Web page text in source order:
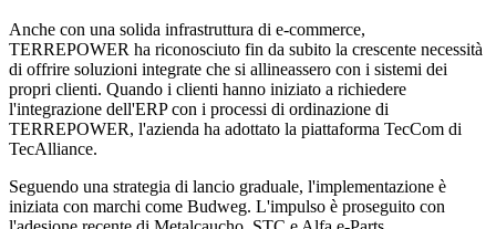
Anche con una solida infrastruttura di e-commerce,
TERREPOWER ha riconosciuto fin da subito la crescente necessità
di offrire soluzioni integrate che si allineassero con i sistemi dei
propri clienti. Quando i clienti hanno iniziato a richiedere
l'integrazione dell'ERP con i processi di ordinazione di
TERREPOWER, l'azienda ha adottato la piattaforma TecCom di
TecAlliance.
Seguendo una strategia di lancio graduale, l'implementazione è
iniziata con marchi come Budweg. L'impulso è proseguito con